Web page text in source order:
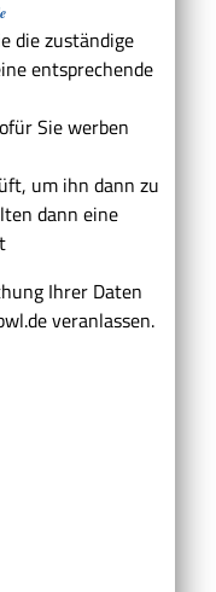
die zuständige
entsprechende
Sie werben
um ihn dann zu
dann eine
Ihrer Daten
veranlassen.